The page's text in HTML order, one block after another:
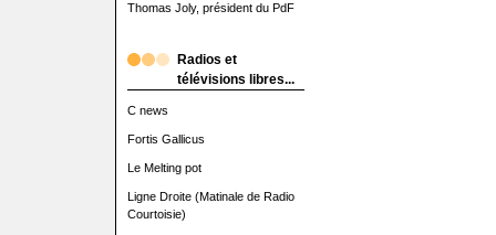
Thomas Joly, président du PdF
Radios et
télévisions libres...
C news
Fortis Gallicus
Le Melting pot
Ligne Droite (Matinale de Radio
Courtoisie)